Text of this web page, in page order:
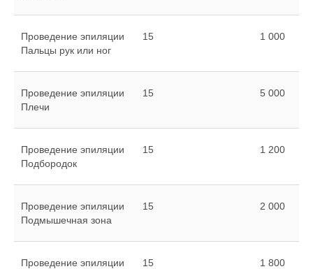
Проведение эпиляции
Пальцы рук или ног
15 1 000
Проведение эпиляции
Плечи
15 5 000
Проведение эпиляции
Подбородок
15 1 200
Проведение эпиляции
Подмышечная зона
15 2 000
Проведение эпиляции
15 1 800